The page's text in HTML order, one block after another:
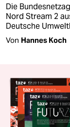
Die
Nord Stream 2
Deutsche
Von Hannes Koch